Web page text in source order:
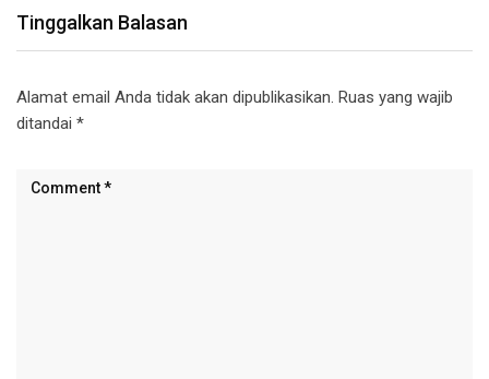
Tinggalkan Balasan
Alamat email Anda tidak akan dipublikasikan. Ruas yang wajib
ditandai *